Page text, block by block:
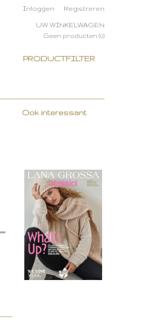
Inloggen Registreren
UW WINKELWAGEN
Geen producten (0)
PRODUCTFILTER
Ook interessant